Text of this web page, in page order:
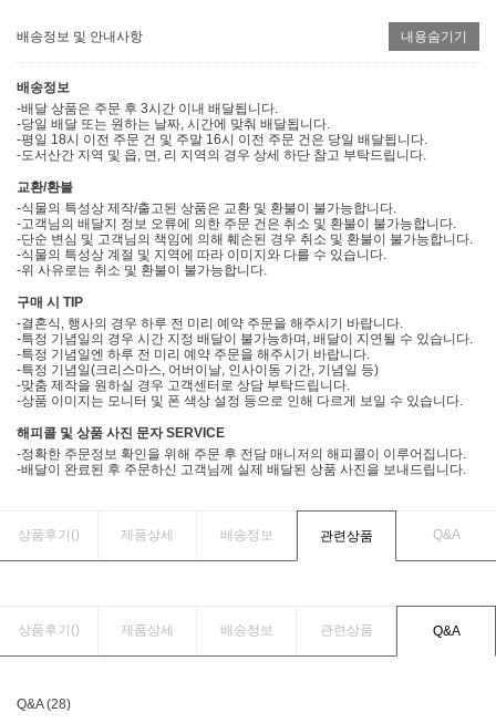
배송정보 및 안내사항 내용숨기기
배송정보
-배달 상품은 주문 후 3시간 이내 배달됩니다.
-당일 배달 또는 원하는 날짜, 시간에 맞춰 배달됩니다.
-평일 18시 이전 주문 건 및 주말 16시 이전 주문 건은 당일 배달됩니다.
-도서산간 지역 및 읍, 면, 리 지역의 경우 상세 하단 참고 부탁드립니다.
교환/환불
-식물의 특성상 제작/출고된 상품은 교환 및 환불이 불가능합니다.
-고객님의 배달지 정보 오류에 의한 주문 건은 취소 및 환불이 불가능합니다.
-단순 변심 및 고객님의 책임에 의해 훼손된 경우 취소 및 환불이 불가능합니다.
-식물의 특성상 계절 및 지역에 따라 이미지와 다를 수 있습니다.
-위 사유로는 취소 및 환불이 불가능합니다.
구매 시 TIP
-결혼식, 행사의 경우 하루 전 미리 예약 주문을 해주시기 바랍니다.
-특정 기념일의 경우 시간 지정 배달이 불가능하며, 배달이 지연될 수 있습니다.
-특정 기념일엔 하루 전 미리 예약 주문을 해주시기 바랍니다.
-특정 기념일(크리스마스, 어버이날, 인사이동 기간, 기념일 등)
-맞춤 제작을 원하실 경우 고객센터로 상담 부탁드립니다.
-상품 이미지는 모니터 및 폰 색상 설정 등으로 인해 다르게 보일 수 있습니다.
해피콜 및 상품 사진 문자 SERVICE
-정확한 주문정보 확인을 위해 주문 후 전담 매니저의 해피콜이 이루어집니다.
-배달이 완료된 후 주문하신 고객님께 실제 배달된 상품 사진을 보내드립니다.
상품후기() 제품상세 배송정보 관련상품 Q&A
상품후기() 제품상세 배송정보 관련상품 Q&A
Q&A (28)